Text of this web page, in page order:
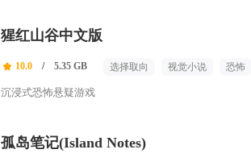
猩红山谷中文版
10.0 / 5.35 GB 选择取向 视觉小说 恐怖
沉浸式恐怖悬疑游戏
孤岛笔记(Island Notes)